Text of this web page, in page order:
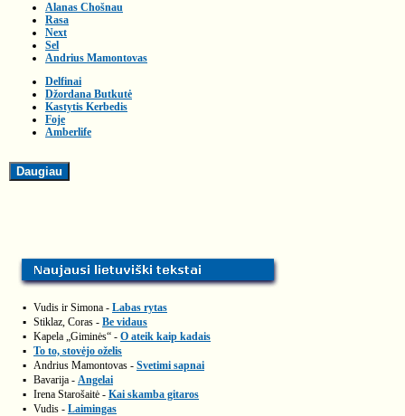
Alanas Chošnau
Rasa
Next
Sel
Andrius Mamontovas
Delfinai
Džordana Butkutė
Kastytis Kerbedis
Foje
Amberlife
▪ Vudis ir Simona - Labas rytas
▪ Stiklaz, Coras - Be vidaus
▪ Kapela „Giminės“ - O ateik kaip kadais
▪ To to, stovėjo oželis
▪ Andrius Mamontovas - Svetimi sapnai
▪ Bavarija - Angelai
▪ Irena Starošaitė - Kai skamba gitaros
▪ Vudis - Laimingas